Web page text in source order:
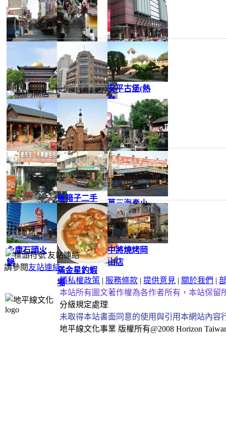
FOCUS-台
神威天台山
(一
北港武德宮
(五
名
九份(九份老
街
新光三越 台
南
玄空法寺 林百貨
安平古堡(熱
蘭
熱門商店
乳牛的家(營
長
摩爾花園餐
廳(
北歐工坊(荷
蘭
唐先生生活
跳蚤
舊箱子二手
傢俱
萬三海產小
吃部
永康石頭火
鍋
滿金星釣蝦
場
中將燒烤岡
山店
友站連結
請參閱友站連結.
隱私權政策 | 服務條款 | 提供意見 | 關於我們 |
本站所有圖文著作權為各作者所有，本站保留
分級規定處理
未取得本站書面同意的使用與引用本網站內
地平線文化事業 版權所有@2008 Horizon